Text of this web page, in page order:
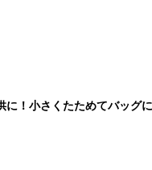
に！小さくたためてバッグ